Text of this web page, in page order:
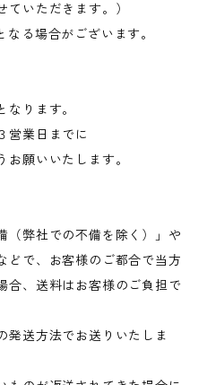
いただきます。）
る場合がございます。
ります。
営業日までに
願いいたします。
（弊社での不備を除く）」や
どで、お客様のご都合で当方
合、送料はお客様のご負担で
発送方法でお送りいたしま